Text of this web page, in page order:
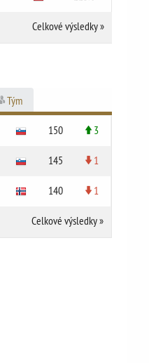
Celkové výsledky»
Tým
150 3
145 1
140 1
Celkové výsledky»